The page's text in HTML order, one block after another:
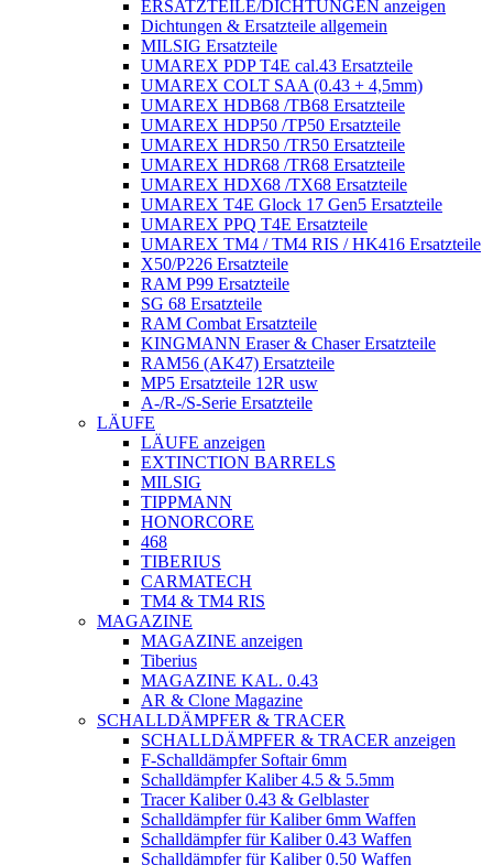
ERSATZTEILE/DICHTUNGEN anzeigen
Dichtungen & Ersatzteile allgemein
MILSIG Ersatzteile
UMAREX PDP T4E cal.43 Ersatzteile
UMAREX COLT SAA (0.43 + 4,5mm)
UMAREX HDB68 /TB68 Ersatzteile
UMAREX HDP50 /TP50 Ersatzteile
UMAREX HDR50 /TR50 Ersatzteile
UMAREX HDR68 /TR68 Ersatzteile
UMAREX HDX68 /TX68 Ersatzteile
UMAREX T4E Glock 17 Gen5 Ersatzteile
UMAREX PPQ T4E Ersatzteile
UMAREX TM4 / TM4 RIS / HK416 Ersatzteile
X50/P226 Ersatzteile
RAM P99 Ersatzteile
SG 68 Ersatzteile
RAM Combat Ersatzteile
KINGMANN Eraser & Chaser Ersatzteile
RAM56 (AK47) Ersatzteile
MP5 Ersatzteile 12R usw
A-/R-/S-Serie Ersatzteile
LÄUFE
LÄUFE anzeigen
EXTINCTION BARRELS
MILSIG
TIPPMANN
HONORCORE
468
TIBERIUS
CARMATECH
TM4 & TM4 RIS
MAGAZINE
MAGAZINE anzeigen
Tiberius
MAGAZINE KAL. 0.43
AR & Clone Magazine
SCHALLDÄMPFER & TRACER
SCHALLDÄMPFER & TRACER anzeigen
F-Schalldämpfer Softair 6mm
Schalldämpfer Kaliber 4.5 & 5.5mm
Tracer Kaliber 0.43 & Gelblaster
Schalldämpfer für Kaliber 6mm Waffen
Schalldämpfer für Kaliber 0.43 Waffen
Schalldämpfer für Kaliber 0.50 Waffen